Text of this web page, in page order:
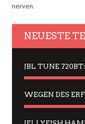
nerven.
NEUESTE